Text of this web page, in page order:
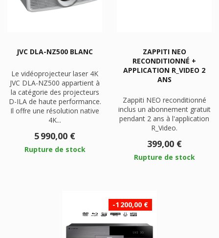
JVC DLA-NZ500 BLANC
Le vidéoprojecteur laser 4K
JVC DLA-NZ500 appartient à
la catégorie des projecteurs
D-ILA de haute performance.
Il offre une résolution native
4K...
Prix
5 990,00 €
Rupture de stock
ZAPPITI NEO
RECONDITIONNÉ +
APPLICATION R_VIDEO 2
ANS
Zappiti NEO reconditionné
inclus un abonnement gratuit
pendant 2 ans à l'application
R_Video.
Prix
399,00 €
Rupture de stock
-1 200,00 €